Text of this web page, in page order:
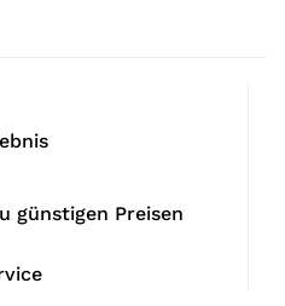
günstigen Preisen